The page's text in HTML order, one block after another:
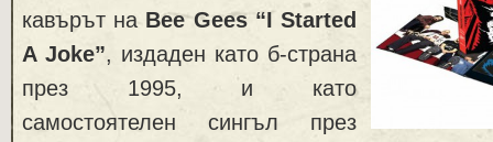
кавърът на Bee Gees “I Started
A Joke”, издаден като б-страна
през 1995, и като
самостоятелен сингъл през